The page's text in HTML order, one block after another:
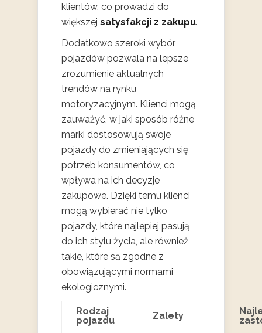
klientów, co prowadzi do
większej satysfakcji z zakupu.
Dodatkowo szeroki wybór
pojazdów pozwala na lepsze
zrozumienie aktualnych
trendów na rynku
motoryzacyjnym. Klienci mogą
zauważyć, w jaki sposób różne
marki dostosowują swoje
pojazdy do zmieniających się
potrzeb konsumentów, co
wpływa na ich decyzje
zakupowe. Dzięki temu klienci
mogą wybierać nie tylko
pojazdy, które najlepiej pasują
do ich stylu życia, ale również
takie, które są zgodne z
obowiązującymi normami
ekologicznymi.
Rodzaj
pojazdu
Zalety